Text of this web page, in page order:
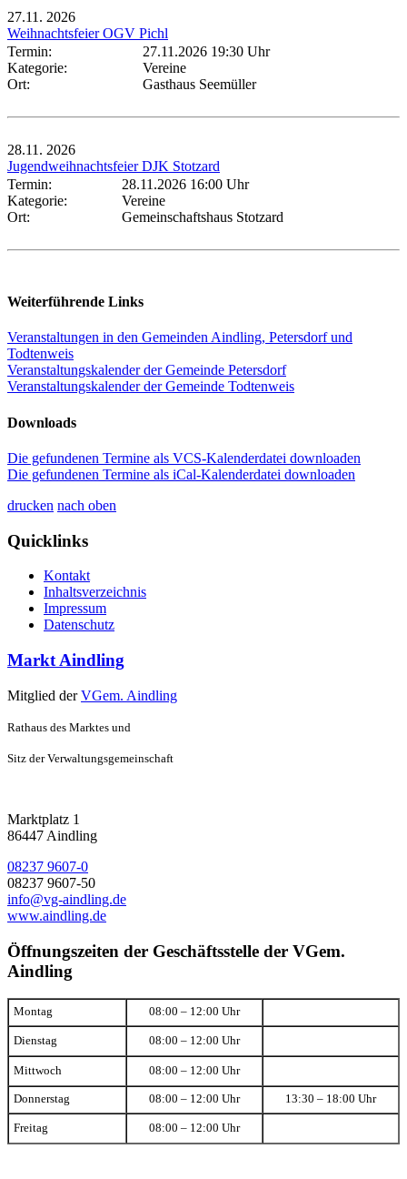
27.11. 2026
Weihnachtsfeier OGV Pichl
Termin:
27.11.2026 19:30 Uhr
Kategorie:
Vereine
Ort:
Gasthaus Seemüller
28.11. 2026
Jugendweihnachtsfeier DJK Stotzard
Termin:
28.11.2026 16:00 Uhr
Kategorie:
Vereine
Ort:
Gemeinschaftshaus Stotzard
Weiterführende Links
Veranstaltungen in den Gemeinden Aindling, Petersdorf und
Todtenweis
Veranstaltungskalender der Gemeinde Petersdorf
Veranstaltungskalender der Gemeinde Todtenweis
Downloads
Die gefundenen Termine als VCS-Kalenderdatei downloaden
Die gefundenen Termine als iCal-Kalenderdatei downloaden
drucken nach oben
Quicklinks
Kontakt
Inhaltsverzeichnis
Impressum
Datenschutz
Markt Aindling
Mitglied derVGem. Aindling
Rathaus des Marktes und
Sitz der Verwaltungsgemeinschaft
Marktplatz 1
86447 Aindling
08237 9607-0
08237 9607-50
info@vg-aindling.de
www.aindling.de
Öffnungszeiten der Geschäftsstelle der VGem.
Aindling
Montag 08:00 – 12:00 Uhr
Dienstag 08:00 – 12:00 Uhr
Mittwoch 08:00 – 12:00 Uhr
Donnerstag 08:00 – 12:00 Uhr 13:30 – 18:00 Uhr
Freitag 08:00 – 12:00 Uhr